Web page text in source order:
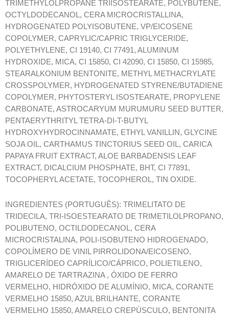
TRIMETHYLOLPROPANE TRIISOSTEARATE, POLYBUTENE,
OCTYLDODECANOL, CERA MICROCRISTALLINA,
HYDROGENATED POLYISOBUTENE, VP/EICOSENE
COPOLYMER, CAPRYLIC/CAPRIC TRIGLYCERIDE,
POLYETHYLENE, CI 19140, CI 77491, ALUMINUM
HYDROXIDE, MICA, CI 15850, CI 42090, CI 15850, CI 15985,
STEARALKONIUM BENTONITE, METHYL METHACRYLATE
CROSSPOLYMER, HYDROGENATED STYRENE/BUTADIENE
COPOLYMER, PHYTOSTERYL ISOSTEARATE, PROPYLENE
CARBONATE, ASTROCARYUM MURUMURU SEED BUTTER,
PENTAERYTHRITYL TETRA-DI-T-BUTYL
HYDROXYHYDROCINNAMATE, ETHYL VANILLIN, GLYCINE
SOJA OIL, CARTHAMUS TINCTORIUS SEED OIL, CARICA
PAPAYA FRUIT EXTRACT, ALOE BARBADENSIS LEAF
EXTRACT, DICALCIUM PHOSPHATE, BHT, CI 77891,
TOCOPHERYL ACETATE, TOCOPHEROL, TIN OXIDE.
INGREDIENTES (PORTUGUÊS): TRIMELITATO DE
TRIDECILA, TRI-ISOESTEARATO DE TRIMETILOLPROPANO,
POLIBUTENO, OCTILDODECANOL, CERA
MICROCRISTALINA, POLI-ISOBUTENO HIDROGENADO,
COPOLÍMERO DE VINIL PIRROLIDONA/EICOSENO,
TRIGLICERÍDEO CAPRÍLICO/CÁPRICO, POLIETILENO,
AMARELO DE TARTRAZINA , ÓXIDO DE FERRO
VERMELHO, HIDRÓXIDO DE ALUMÍNIO, MICA, CORANTE
VERMELHO 15850, AZUL BRILHANTE, CORANTE
VERMELHO 15850, AMARELO CREPÚSCULO, BENTONITA